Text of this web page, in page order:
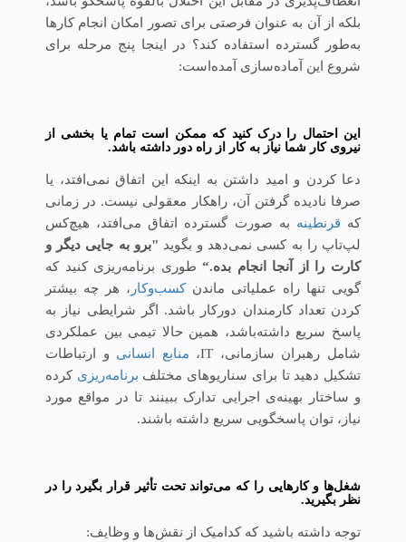
بلكه از آن به‌ عنوان فرصتی برای تصور امکان انجام كارها
به‌طور گسترده استفاده كند؟ در اینجا پنج مرحله برای
شروع این آماده‌سازی آمده‌است:
این احتمال را درک کنید که ممکن است تمام یا بخشی از
نیروی کار شما نیاز به کار از راه دور داشته باشد.
دعا کردن و امید داشتن به اینکه این اتفاق نمی‌افتد، یا
صرفا نادیده گرفتن آن، راهکار معقولی نیست. در زمانی
که قرنطینه به صورت گسترده اتفاق می‌افتد، هیچ‌کس
لپ‌تاپ را به کسی نمی‌دهد و بگوید "برو به جایی دیگر و
کارت را از آنجا انجام بده.“طوری برنامه‌ریزی کنید که
گویی تنها راه عملیاتی ماندنکسب‌وکار ، هر چه بیشتر
کردن تعداد کارمندان دورکار باشد. اگر شرایطی نیاز به
پاسخ سریع داشته‌باشد، همین حالا تیمی بین عملکردی
شامل رهبران سازمانی، IT،
منابع انسانی و ارتباطات
تشکیل دهید تا برای سناریوهای مختلف برنامه‌ریزیکرده
و ساختار بهینه‌ی اجرایی تدارک ببینند تا در مواقع مورد
نیاز، توان پاسخگویی سریع داشته‌ باشند.
شغل‌ها و کارهایی را که می‌تواند تحت تأثیر قرار بگیرد را در
نظر بگیرید.
توجه داشته باشید که کدامیک از نقش‌ها و وظایف: